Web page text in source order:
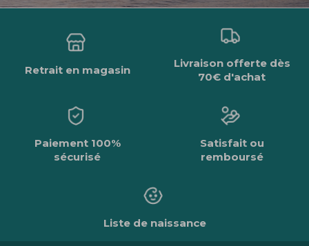
Retrait en magasin
Livraison offerte dès
70€ d'achat
Paiement 100%
sécurisé
Satisfait ou
remboursé
Liste de naissance